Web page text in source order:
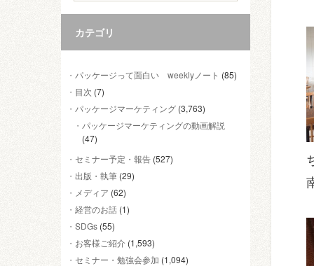
カテゴリ
パッケージって面白い weeklyノート (85)
目次 (7)
パッケージマーケティング (3,763)
パッケージマーケティングの動画解説
(47)
セミナー予定・報告 (527)
出版・執筆 (29)
メディア (62)
経営のお話 (1)
SDGs (55)
お客様ご紹介 (1,593)
セミナー・勉強会参加 (1,094)